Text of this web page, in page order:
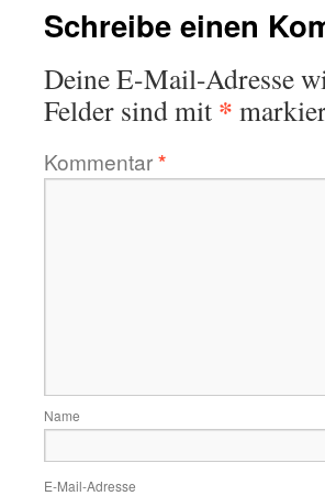
Schreibe einen
Deine E-Mail-Adresse
Felder sind mit *
Kommentar*
Name
E-Mail-Adresse